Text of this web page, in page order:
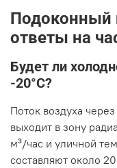
Подоконный
ответы на
Будет ли
-20°C?
Поток воздуха через
выходит в зону
м³/час и уличной
составляют около